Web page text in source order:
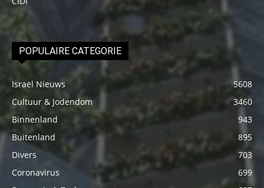
POPULAIRE CATEGORIE
Israël Nieuws
5608
Cultuur & Jodendom
3460
Binnenland
943
Buitenland
895
Divers
703
Coronavirus
699